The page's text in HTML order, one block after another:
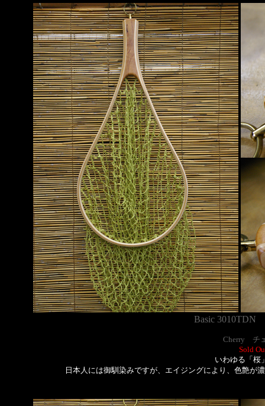
Basic 3010TDN
Cherry チ
Sold
いわゆる「桜
日本人には御馴染みですが、エイジングにより、色艶が